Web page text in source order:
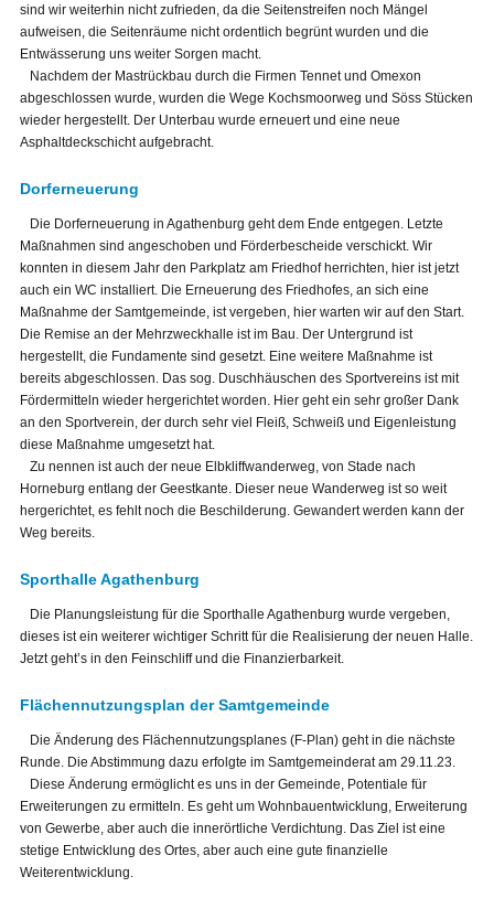
sind wir weiterhin nicht zufrieden, da die Seitenstreifen noch Mängel
aufweisen, die Seitenräume nicht ordentlich begrünt wurden und die
Entwässerung uns weiter Sorgen macht.
Nachdem der Mastrückbau durch die Firmen Tennet und Omexon
abgeschlossen wurde, wurden die Wege Kochsmoorweg und Söss Stücken
wieder hergestellt. Der Unterbau wurde erneuert und eine neue
Asphaltdeckschicht aufgebracht.
Dorferneuerung
Die Dorferneuerung in Agathenburg geht dem Ende entgegen. Letzte
Maßnahmen sind angeschoben und Förderbescheide verschickt. Wir
konnten in diesem Jahr den Parkplatz am Friedhof herrichten, hier ist jetzt
auch ein WC installiert. Die Erneuerung des Friedhofes, an sich eine
Maßnahme der Samtgemeinde, ist vergeben, hier warten wir auf den Start.
Die Remise an der Mehrzweckhalle ist im Bau. Der Untergrund ist
hergestellt, die Fundamente sind gesetzt. Eine weitere Maßnahme ist
bereits abgeschlossen. Das sog. Duschhäuschen des Sportvereins ist mit
Fördermitteln wieder hergerichtet worden. Hier geht ein sehr großer Dank
an den Sportverein, der durch sehr viel Fleiß, Schweiß und Eigenleistung
diese Maßnahme umgesetzt hat.
Zu nennen ist auch der neue Elbkliffwanderweg, von Stade nach
Horneburg entlang der Geestkante. Dieser neue Wanderweg ist so weit
hergerichtet, es fehlt noch die Beschilderung. Gewandert werden kann der
Weg bereits.
Sporthalle Agathenburg
Die Planungsleistung für die Sporthalle Agathenburg wurde vergeben,
dieses ist ein weiterer wichtiger Schritt für die Realisierung der neuen Halle.
Jetzt geht’s in den Feinschliff und die Finanzierbarkeit.
Flächennutzungsplan der Samtgemeinde
Die Änderung des Flächennutzungsplanes (F-Plan) geht in die nächste
Runde. Die Abstimmung dazu erfolgte im Samtgemeinderat am 29.11.23.
Diese Änderung ermöglicht es uns in der Gemeinde, Potentiale für
Erweiterungen zu ermitteln. Es geht um Wohnbauentwicklung, Erweiterung
von Gewerbe, aber auch die innerörtliche Verdichtung. Das Ziel ist eine
stetige Entwicklung des Ortes, aber auch eine gute finanzielle
Weiterentwicklung.